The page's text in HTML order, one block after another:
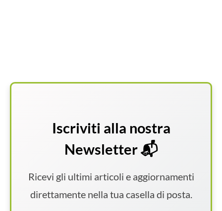
Iscriviti alla nostra
Newsletter 📬
Ricevi gli ultimi articoli e aggiornamenti
direttamente nella tua casella di posta.